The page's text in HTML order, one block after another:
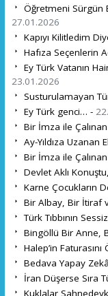
Öğretmeni Sürgün
27.01.2026
Kapıyı Kilitledim
Hafıza Seçenlerin
Ey Türk Vatanın
23.01.2026
Susturulamayan
Ey Türk genci… -
Bir İmza ile
Ay-Yıldıza Uzanan
Bir İmza ile
Devlet Aklı
Karne Çocukların
Bir Albay, Bir İtiraf
Türk Tıbbının
Bingöllü Bir Anne,
Halep’in
Bedava Yapay
İran Düşerse Sıra
Kuklalar